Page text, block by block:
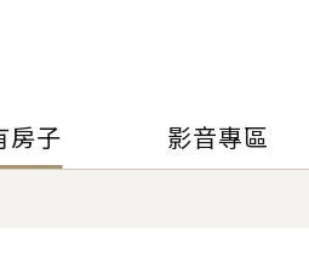
房子 影音專區